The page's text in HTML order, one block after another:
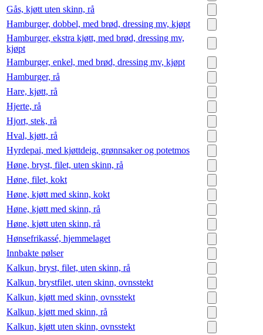
Gås, kjøtt uten skinn, rå
Hamburger, dobbel, med brød, dressing mv, kjøpt
Hamburger, ekstra kjøtt, med brød, dressing mv,
kjøpt
Hamburger, enkel, med brød, dressing mv, kjøpt
Hamburger, rå
Hare, kjøtt, rå
Hjerte, rå
Hjort, stek, rå
Hval, kjøtt, rå
Hyrdepai, med kjøttdeig, grønnsaker og potetmos
Høne, bryst, filet, uten skinn, rå
Høne, filet, kokt
Høne, kjøtt med skinn, kokt
Høne, kjøtt med skinn, rå
Høne, kjøtt uten skinn, rå
Hønsefrikassé, hjemmelaget
Innbakte pølser
Kalkun, bryst, filet, uten skinn, rå
Kalkun, brystfilet, uten skinn, ovnsstekt
Kalkun, kjøtt med skinn, ovnsstekt
Kalkun, kjøtt med skinn, rå
Kalkun, kjøtt uten skinn, ovnsstekt